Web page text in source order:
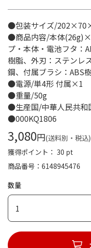
●包装サイズ/
●商品内容/本体
プ・本体・電池フタ：
樹脂、外刃：ステンレ
鋼、付属ブラシ：ABS
●電源/単4形 付属×1
●重量/50g
●生産国/中華人民共
●000KQ1806
3,080円(送料別・税込)
獲得ポイント： 30 pt
商品番号
6148945476
数量
1